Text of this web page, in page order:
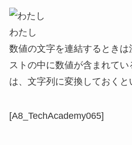
わたし
数値の文字を連結するときは
ストの中に数値が含まれて
は、文字列に変換しておくと
[A8_TechAcademy065]